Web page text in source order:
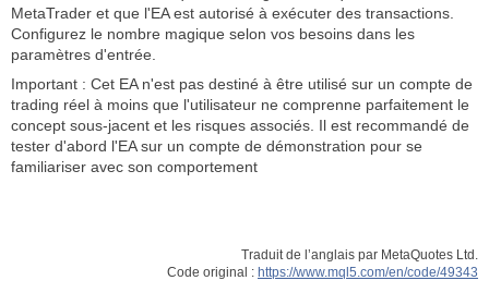
MetaTrader et que l'EA est autorisé à exécuter des transactions.
Configurez le nombre magique selon vos besoins dans les
paramètres d'entrée.
Important : Cet EA n'est pas destiné à être utilisé sur un compte de
trading réel à moins que l'utilisateur ne comprenne parfaitement le
concept sous-jacent et les risques associés. Il est recommandé de
tester d'abord l'EA sur un compte de démonstration pour se
familiariser avec son comportement
Traduit de l’anglais par MetaQuotes Ltd.
Code original : https://www.mql5.com/en/code/49343